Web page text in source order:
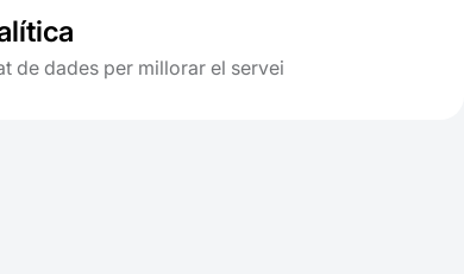
de dades per millorar el servei